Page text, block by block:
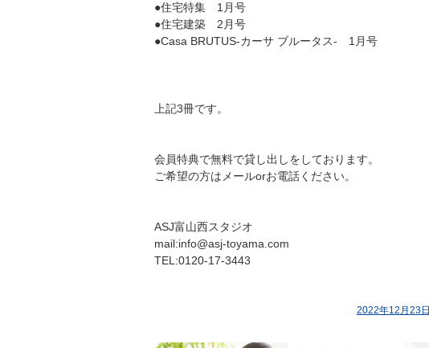
●住宅特集 1月号
●住宅建築 2月号
●Casa BRUTUS-カーサ ブルータス- 1月号
上記3冊です。
会員特典で無料で貸し出しをしております。
ご希望の方はメールorお電話ください。
ASJ富山西スタジオ
mail:info@asj-toyama.com
TEL:0120-17-3443
2022年12月23日